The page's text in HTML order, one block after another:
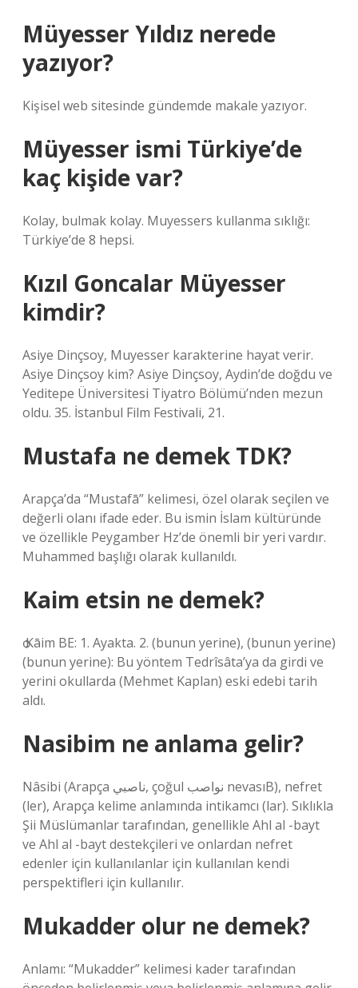
Müyesser Yıldız nerede
yazıyor?
Kişisel web sitesinde gündemde makale yazıyor.
Müyesser ismi Türkiye’de
kaç kişide var?
Kolay, bulmak kolay. Muyessers kullanma sıklığı:
Türkiye’de 8 hepsi.
Kızıl Goncalar Müyesser
kimdir?
Asiye Dinçsoy, Muyesser karakterine hayat verir.
Asiye Dinçsoy kim? Asiye Dinçsoy, Aydin’de doğdu ve
Yeditepe Üniversitesi Tiyatro Bölümü’nden mezun
oldu. 35. İstanbul Film Festivali, 21.
Mustafa ne demek TDK?
Arapça’da “Mustafā” kelimesi, özel olarak seçilen ve
değerli olanı ifade eder. Bu ismin İslam kültüründe
ve özellikle Peygamber Hz’de önemli bir yeri vardır.
Muhammed başlığı olarak kullanıldı.
Kaim etsin ne demek?
ѻ Kāim BE: 1. Ayakta. 2. (bunun yerine), (bunun yerine)
(bunun yerine): Bu yöntem Tedrîsâta’ya da girdi ve
yerini okullarda (Mehmet Kaplan) eski edebi tarih
aldı.
Nasibim ne anlama gelir?
Nâsibi (Arapça ناصبي, çoğul نواصب nevasıB), nefret
(ler), Arapça kelime anlamında intikamcı (lar). Sıklıkla
Şii Müslümanlar tarafından, genellikle Ahl al -bayt
ve Ahl al -bayt destekçileri ve onlardan nefret
edenler için kullanılanlar için kullanılan kendi
perspektifleri için kullanılır.
Mukadder olur ne demek?
Anlamı: “Mukadder” kelimesi kader tarafından